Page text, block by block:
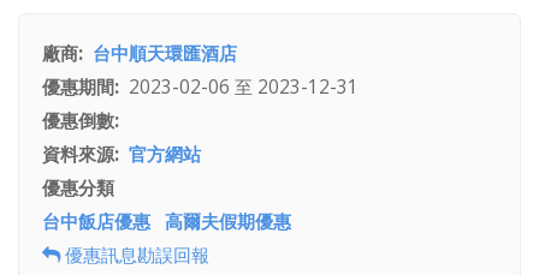
廠商
台中順天環匯酒店
優惠期間
2023-02-06 至 2023-12-31
優惠倒數
資料來源 官方網站
優惠分類
台中飯店優惠 高爾夫假期優惠
優惠訊息勘誤回報